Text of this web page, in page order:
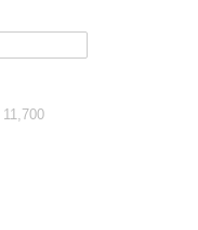
11,700